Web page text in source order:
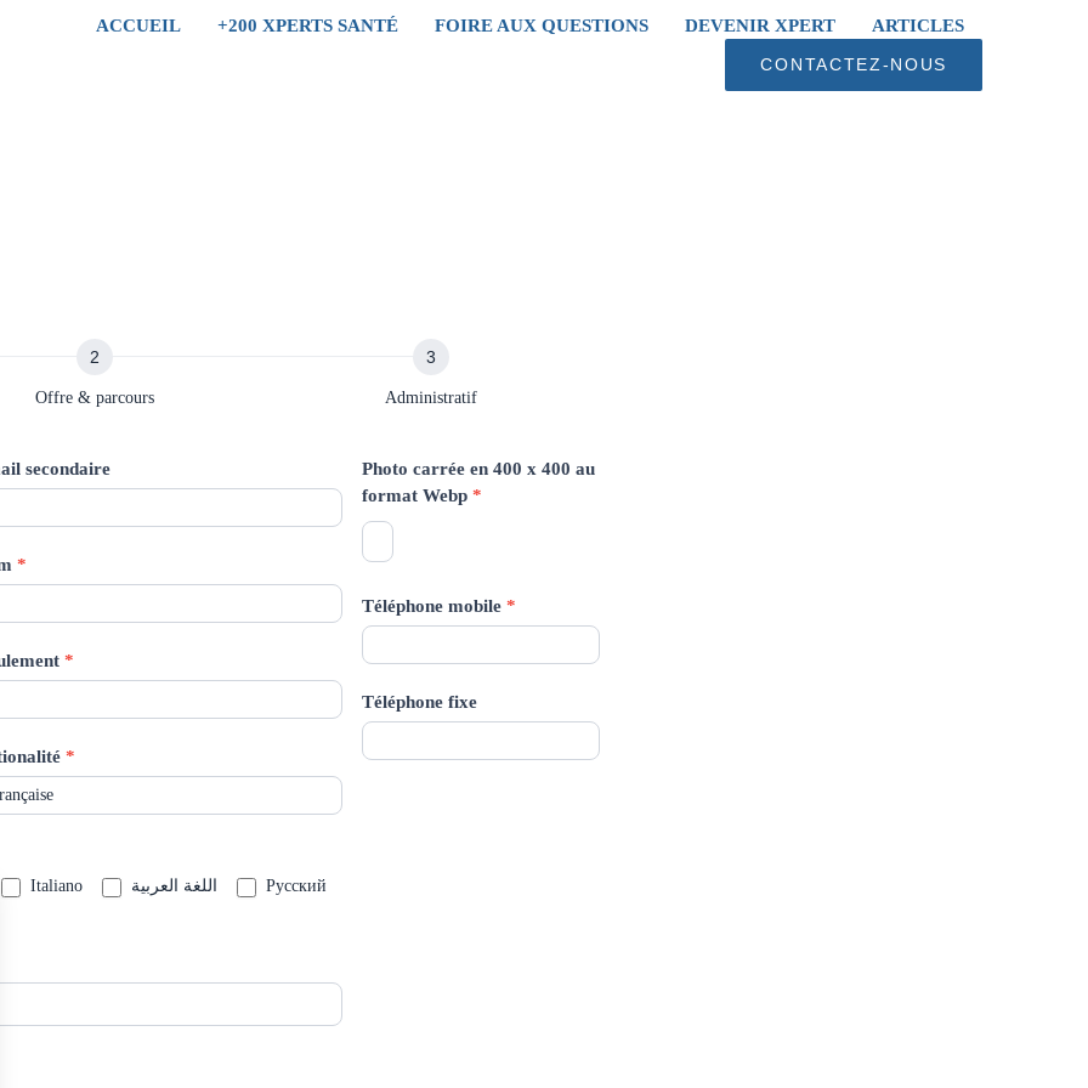
ACCUEIL +200 XPERTS SANTÉ FOIRE AUX QUESTIONS DEVENIR XPERT
ARTICLES
CONTACTEZ-NOUS
Offre & parcours Administratif
secondaire
*
*
*
Italiano اللغة العربية
Русский
Photo carrée en 400 x 400 au
format Webp*
Téléphone mobile*
Téléphone fixe